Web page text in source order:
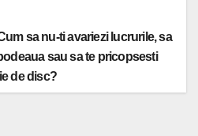
sa nu-ti avariezi lucrurile, sa
sau sa te pricopsesti
de disc?